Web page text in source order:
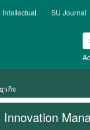
Intellectual SU Journal
รกิจ
Innovation